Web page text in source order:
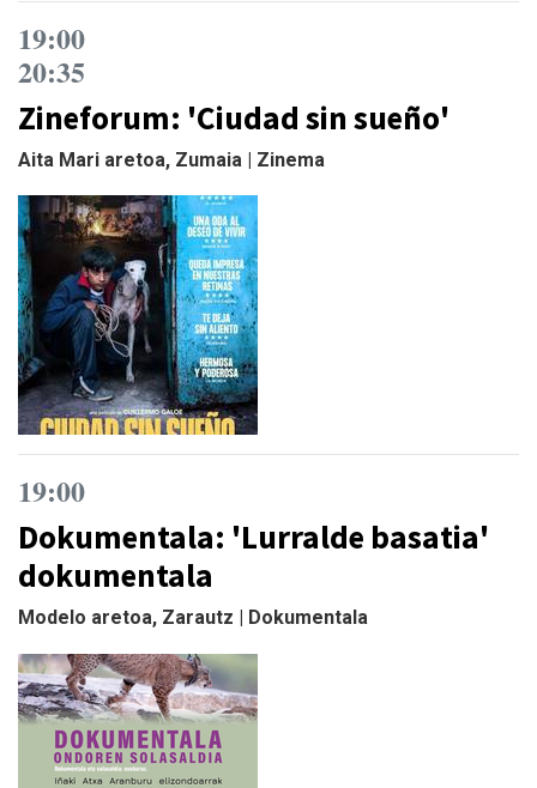
19:00
20:35
Zineforum: 'Ciudad sin sueño'
Aita Mari aretoa, Zumaia | Zinema
19:00
Dokumentala: 'Lurralde basatia'
dokumentala
Modelo aretoa, Zarautz | Dokumentala